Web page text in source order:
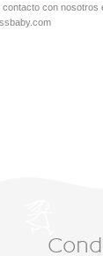
contacto con nosotros